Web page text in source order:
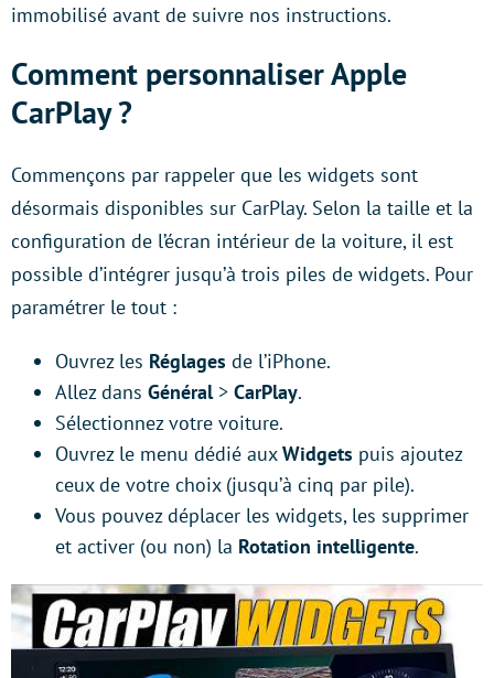
immobilisé avant de suivre nos instructions.
Comment personnaliser Apple
CarPlay ?
Commençons par rappeler que les widgets sont
désormais disponibles sur CarPlay. Selon la taille et la
configuration de l’écran intérieur de la voiture, il est
possible d’intégrer jusqu’à trois piles de widgets. Pour
paramétrer le tout :
Ouvrez les Réglages de l’iPhone.
Allez dans Général> CarPlay.
Sélectionnez votre voiture.
Ouvrez le menu dédié auxWidgets puis ajoutez
ceux de votre choix (jusqu’à cinq par pile).
Vous pouvez déplacer les widgets, les supprimer
et activer (ou non) la Rotation intelligente.